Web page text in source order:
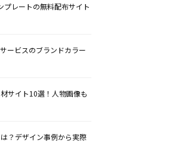
プレートの無料配布サイト
ービスのブランドカラー
サイト10選！人物画像も
？デザイン事例から実際